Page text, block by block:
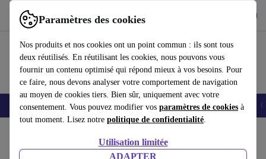
Paramètres des cookies
Nos produits et nos cookies ont un point commun : ils sont tous
deux réutilisés. En réutilisant les cookies, nous pouvons vous
fournir un contenu optimisé qui répond mieux à vos besoins. Pour
ce faire, nous devons analyser votre comportement de navigation
au moyen de cookies tiers. Bien sûr, uniquement avec votre
consentement. Vous pouvez modifier vos paramètres de cookies à
tout moment. Lisez notre politique de confidentialité.
Utilisation limitée
ADAPTER
Utilisez refurbed rapidement et facilement
Smartphones Laptops Tablettes Montres connectées Accessoires